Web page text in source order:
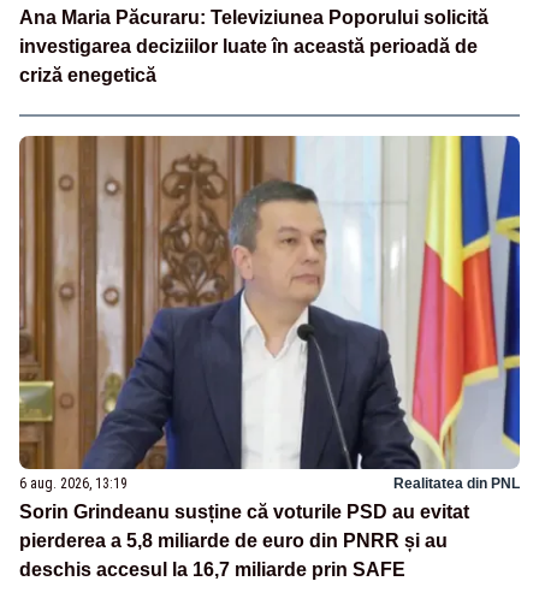
Ana Maria Păcuraru: Televiziunea Poporului solicită
investigarea deciziilor luate în această perioadă de
criză enegetică
6 aug. 2026, 13:19 Realitatea din PNL
Sorin Grindeanu susține că voturile PSD au evitat
pierderea a 5,8 miliarde de euro din PNRR și au
deschis accesul la 16,7 miliarde prin SAFE